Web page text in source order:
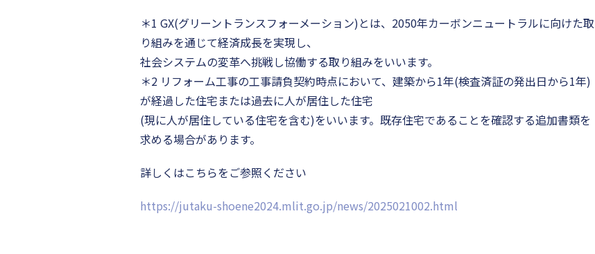
＊1 GX(グリーントランスフォーメーション)とは、2050年カーボンニュートラルに向けた取
り組みを通じて経済成長を実現し、
社会システムの変革へ挑戦し協働する取り組みをいいます。
＊2 リフォーム工事の工事請負契約時点において、建築から1年(検査済証の発出日から1年)
が経過した住宅または過去に人が居住した住宅
(現に人が居住している住宅を含む)をいいます。既存住宅であることを確認する追加書類を
求める場合があります。
詳しくはこちらをご参照ください
https://jutaku-shoene2024.mlit.go.jp/news/2025021002.html